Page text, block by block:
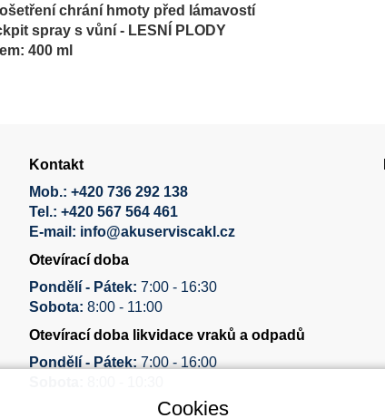
chrání hmoty před lámavostí
spray s vůní - LESNÍ PLODY
400 ml
Kontakt
Mob.: +420 736 292 138
Tel.: +420 567 564 461
E-mail: info@akuserviscakl.cz
Otevírací doba
Pondělí - Pátek: 7:00 - 16:30
Sobota: 8:00 - 11:00
Otevírací doba likvidace vraků a odpadů
Pondělí - Pátek: 7:00 - 16:00
Cookies